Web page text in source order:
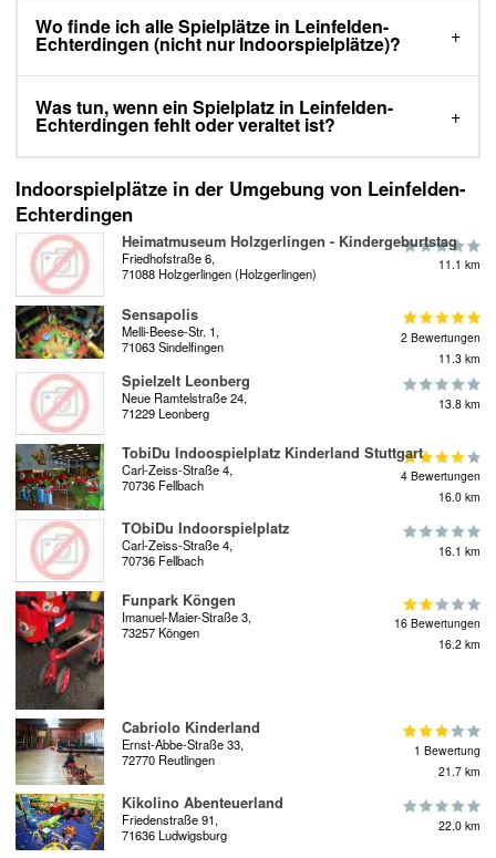
Wo finde ich alle Spielplätze in Leinfelden-
Echterdingen (nicht nur Indoorspielplätze)?
Was tun, wenn ein Spielplatz in Leinfelden-
Echterdingen fehlt oder veraltet ist?
Indoorspielplätze in der Umgebung von Leinfelden-
Echterdingen
Heimatmuseum Holzgerlingen - Kindergeburtstag
Friedhofstraße 6,
71088 Holzgerlingen (Holzgerlingen)
11.1 km
Sensapolis
Melli-Beese-Str. 1,
71063 Sindelfingen
2 Bewertungen
11.3 km
Spielzelt Leonberg
Neue Ramtelstraße 24,
71229 Leonberg
13.8 km
TobiDu Indoospielplatz Kinderland Stuttgart
Carl-Zeiss-Straße 4,
70736 Fellbach
4 Bewertungen
16.0 km
TObiDu Indoorspielplatz
Carl-Zeiss-Straße 4,
70736 Fellbach
16.1 km
Funpark Köngen
Imanuel-Maier-Straße 3,
73257 Köngen
16 Bewertungen
16.2 km
Cabriolo Kinderland
Ernst-Abbe-Straße 33,
72770 Reutlingen
1 Bewertung
21.7 km
Kikolino Abenteuerland
Friedenstraße 91,
71636 Ludwigsburg
22.0 km